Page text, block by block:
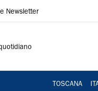
Newsletter
TOSCANA